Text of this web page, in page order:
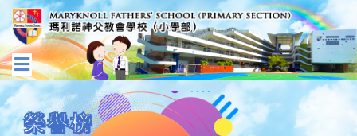
榮譽榜